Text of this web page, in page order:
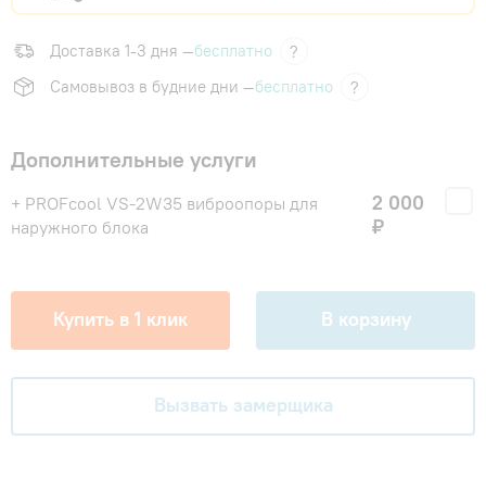
Доставка 1-3 дня —бесплатно
?
Самовывоз в будние дни —бесплатно ?
Дополнительные услуги
+ PROFcool VS-2W35 виброопоры для
наружного блока
2 000
₽
Купить в 1 клик В корзину
Вызвать замерщика